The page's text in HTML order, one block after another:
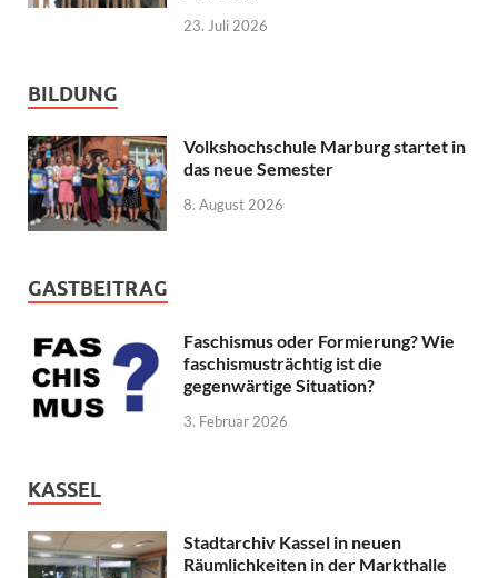
23. Juli 2026
BILDUNG
Volkshochschule Marburg startet in
das neue Semester
8. August 2026
GASTBEITRAG
Faschismus oder Formierung? Wie
faschismusträchtig ist die
gegenwärtige Situation?
3. Februar 2026
KASSEL
Stadtarchiv Kassel in neuen
Räumlichkeiten in der Markthalle